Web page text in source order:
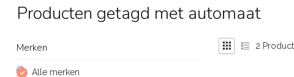
Producten getagd met automaat
Merken
Alle merken
2